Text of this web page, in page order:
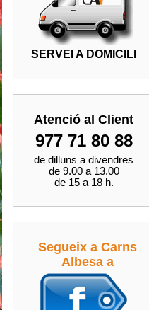
SERVEI A DOMICILI
Atenció al Client
977 71 80 88
de dilluns a divendres
de 9.00 a 13.00
de 15 a 18 h.
Segueix a Carns
Albesa a